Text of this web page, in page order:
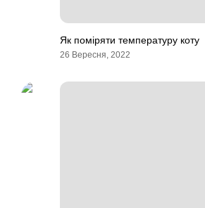
Як поміряти температуру коту
26 Вересня, 2022